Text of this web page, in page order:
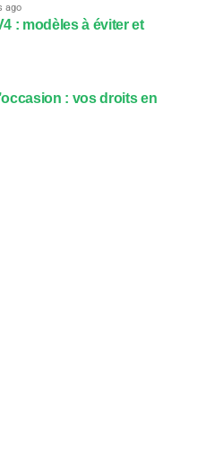
ago
: modèles à éviter et
: vos droits en